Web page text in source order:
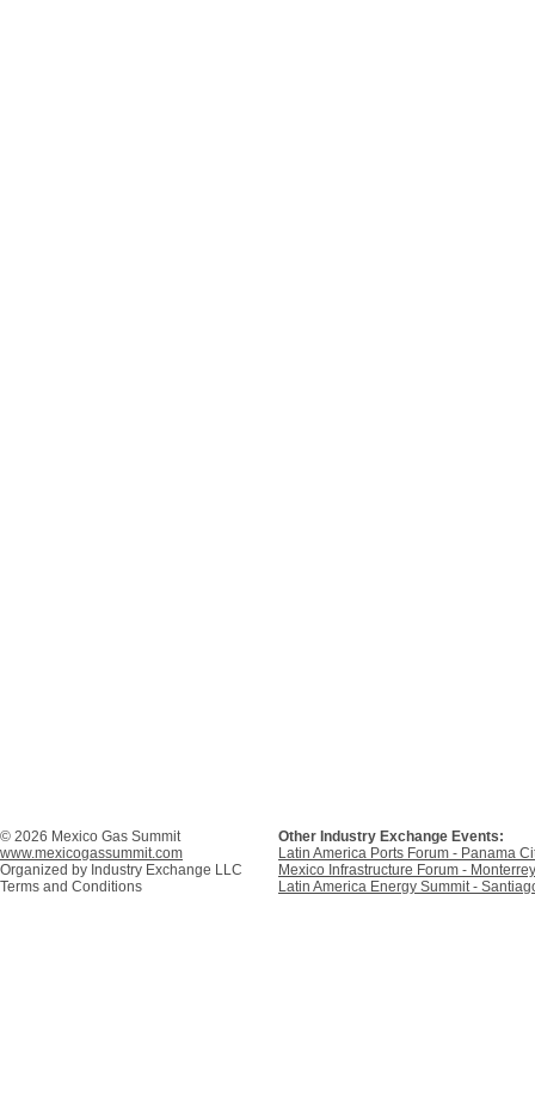
© 2026 Mexico Gas Summit
www.mexicogassummit.com
Organized by Industry Exchange LLC
Terms and Conditions
Other Industry Exchange Events:
Latin America Ports Forum - Panama
Mexico Infrastructure Forum -
Latin America Energy Summit -